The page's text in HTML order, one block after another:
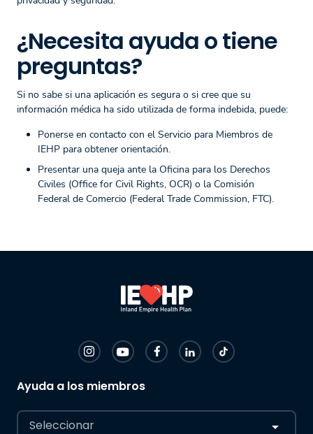
¿Necesita ayuda o tiene
preguntas?
Si no sabe si una aplicación es segura o si cree que su
información médica ha sido utilizada de forma indebida, puede:
Ponerse en contacto con el Servicio para Miembros de
IEHP para obtener orientación.
Presentar una queja ante la Oficina para los Derechos
Civiles (Office for Civil Rights, OCR) o la Comisión
Federal de Comercio (Federal Trade Commission, FTC).
Ayuda a los miembros
Seleccionar